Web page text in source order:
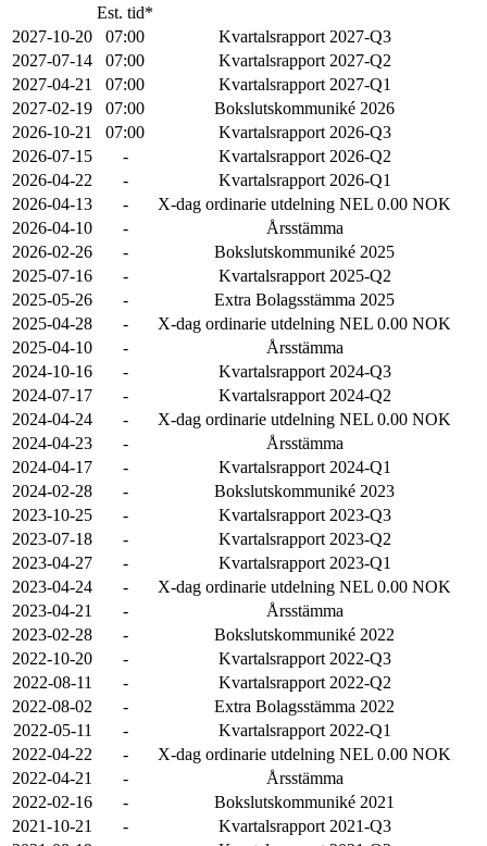
Est. tid*
2027-10-20
07:00
Kvartalsrapport 2027-Q3
2027-07-14
07:00
Kvartalsrapport 2027-Q2
2027-04-21
07:00
Kvartalsrapport 2027-Q1
2027-02-19
07:00
Bokslutskommuniké 2026
2026-10-21
07:00
Kvartalsrapport 2026-Q3
2026-07-15
-
Kvartalsrapport 2026-Q2
2026-04-22
-
Kvartalsrapport 2026-Q1
2026-04-13
-
X-dag ordinarie utdelning NEL 0.00 NOK
2026-04-10
-
Årsstämma
2026-02-26
-
Bokslutskommuniké 2025
2025-07-16
-
Kvartalsrapport 2025-Q2
2025-05-26
-
Extra Bolagsstämma 2025
2025-04-28
-
X-dag ordinarie utdelning NEL 0.00 NOK
2025-04-10
-
Årsstämma
2024-10-16
-
Kvartalsrapport 2024-Q3
2024-07-17
-
Kvartalsrapport 2024-Q2
2024-04-24
-
X-dag ordinarie utdelning NEL 0.00 NOK
2024-04-23
-
Årsstämma
2024-04-17
-
Kvartalsrapport 2024-Q1
2024-02-28
-
Bokslutskommuniké 2023
2023-10-25
-
Kvartalsrapport 2023-Q3
2023-07-18
-
Kvartalsrapport 2023-Q2
2023-04-27
-
Kvartalsrapport 2023-Q1
2023-04-24
-
X-dag ordinarie utdelning NEL 0.00 NOK
2023-04-21
-
Årsstämma
2023-02-28
-
Bokslutskommuniké 2022
2022-10-20
-
Kvartalsrapport 2022-Q3
2022-08-11
-
Kvartalsrapport 2022-Q2
2022-08-02
-
Extra Bolagsstämma 2022
2022-05-11
-
Kvartalsrapport 2022-Q1
2022-04-22
-
X-dag ordinarie utdelning NEL 0.00 NOK
2022-04-21
-
Årsstämma
2022-02-16
-
Bokslutskommuniké 2021
2021-10-21
-
Kvartalsrapport 2021-Q3